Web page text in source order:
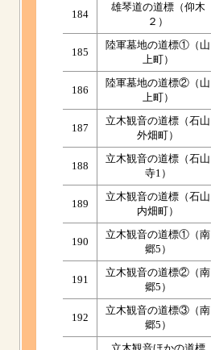
184
雄琴道の道標（仰木
２）
185
陸軍墓地の道標①（山
上町）
186
陸軍墓地の道標②（山
上町）
187
立木観音の道標（石山
外畑町）
188
立木観音の道標（石山
寺1）
189
立木観音の道標（石山
内畑町）
190
立木観音の道標①（南
郷5）
191
立木観音の道標②（南
郷5）
192
立木観音の道標③（南
郷5）